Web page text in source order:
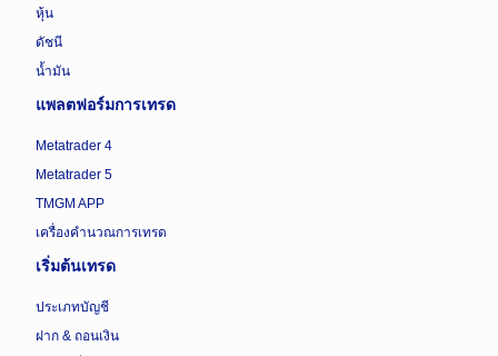
หุ้น
ดัชนี
น้ำมัน
แพลตฟอร์มการเทรด
Metatrader 4
Metatrader 5
TMGM APP
เครื่องคำนวณการเทรด
เริ่มต้นเทรด
ประเภทบัญชี
ฝาก & ถอนเงิน